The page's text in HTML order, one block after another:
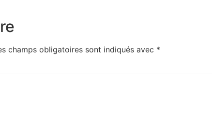
champs obligatoires sont indiqués avec *